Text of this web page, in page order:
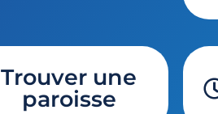
Trouver une
paroisse